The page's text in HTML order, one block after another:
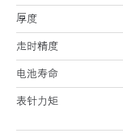
厚度
走时精度
电池寿命
表针力矩